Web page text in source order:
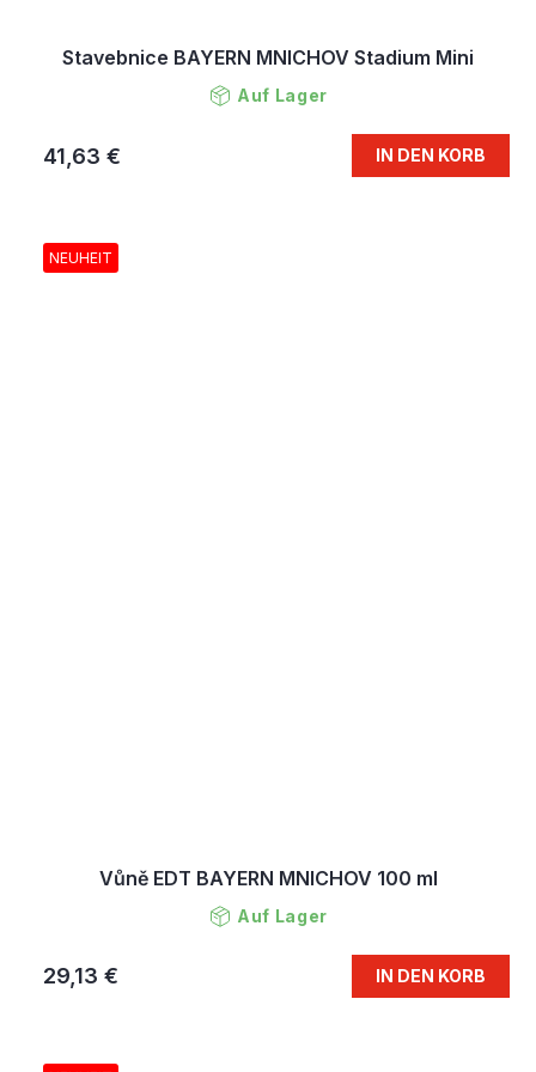
Stavebnice BAYERN MNICHOV Stadium Mini
Auf Lager
41,63 € IN DEN KORB
NEUHEIT
Vůně EDT BAYERN MNICHOV 100 ml
Auf Lager
29,13 € IN DEN KORB